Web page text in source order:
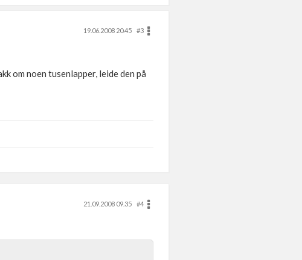
19.06.2008 20.45
#3
om noen tusenlapper, leide den på
21.09.2008 09.35
#4